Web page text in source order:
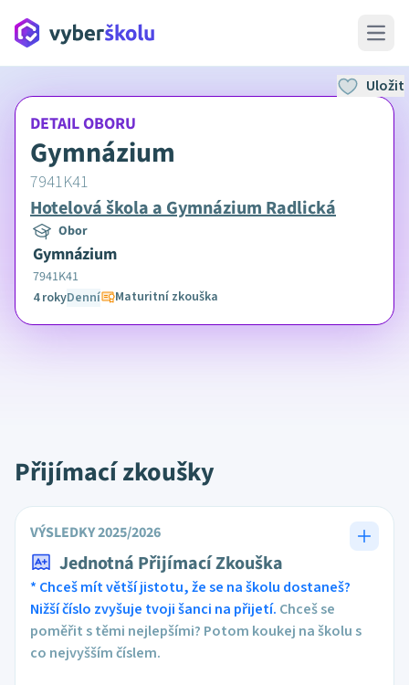
Open
DETAIL OBORU
Gymnázium
7941K41
Hotelová škola a Gymnázium Radlická
Obor
Gymnázium
7941K41
4 rokyDenní Maturitní zkouška
Uložit
Přijímací zkoušky
VÝSLEDKY 2025/2026
Jednotná Přijímací Zkouška
* Chceš mít větší jistotu, že se na školu dostaneš?
Nižší číslo zvyšuje tvoji šanci na přijetí. Chceš se
poměřit s těmi nejlepšími? Potom koukej na školu s
co nejvyšším číslem.